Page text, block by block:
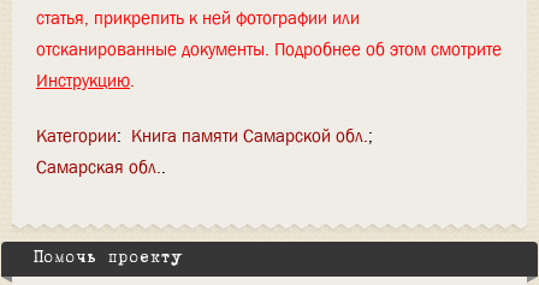
статья, прикрепить к ней фотографии или
отсканированные документы. Подробнее об этом смотрите
Инструкцию.
Категории: Книга памяти Самарской обл.
Самарская обл.
Помочь проекту